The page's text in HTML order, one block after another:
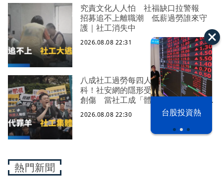
漢光42演習 台股投資熱
究責文化人人怕 社福缺口拉警報
招募追不上離職潮 低薪過勞誰來守
護｜社工消失中
2026.08.08 22:31
八成社工過勞每四人有一人求助身心
科！社安網的隱形受災戶 集體心理
創傷 當社工成「體制代罪羊」 防
禦性社工不敢多做無奈趨勢？耗竭殆
盡下的社安網危機｜社工消失中
2026.08.08 22:30
熱門新聞